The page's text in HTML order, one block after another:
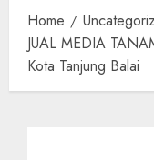
Home
JUAL MEDIA
Kota Tanjung Balai